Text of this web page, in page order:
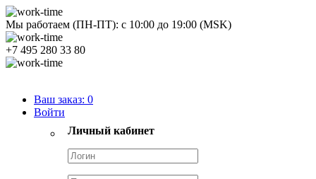
Мы работаем (ПН-ПТ): с 10:00 до 19:00 (MSK)
+7 495 280 33 80
Ваш заказ: 0
Войти
Личный кабинет